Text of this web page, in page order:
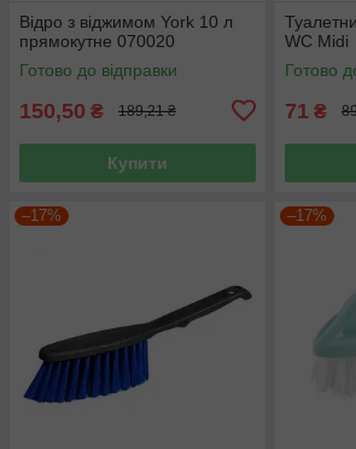
Відро з віджимом York 10 л
прямокутне 070020
Готово до відправки
150,50 ₴ 189,21 ₴
Купити
WC Midi
Готово
71 ₴
–17% –17%